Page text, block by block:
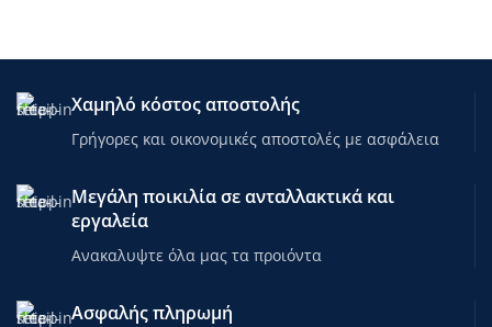
Χαμηλό κόστος αποστολής
Γρήγορες και οικονομικές αποστολές με ασφάλεια
Μεγάλη ποικιλία σε ανταλλακτικά και
εργαλεία
Ανακαλυψτε όλα μας τα προιόντα
Ασφαλής πληρωμή